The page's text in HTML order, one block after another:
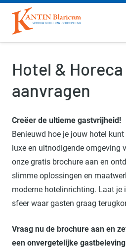
Hotel &
aanvragen
Creëer de ultieme gastvrijheid!
Benieuwd hoe je jouw hotel
luxe en uitnodigende omgeving
onze gratis brochure aan en
slimme oplossingen en
moderne hotelinrichting. Laat je
sfeer waar gasten graag
Vraag nu de brochure aan en
een onvergetelijke